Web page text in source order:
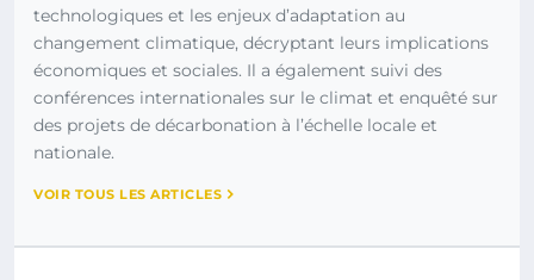
technologiques et les enjeux d’adaptation au
changement climatique, décryptant leurs implications
économiques et sociales. Il a également suivi des
conférences internationales sur le climat et enquêté sur
des projets de décarbonation à l’échelle locale et
nationale.
VOIR TOUS LES ARTICLES